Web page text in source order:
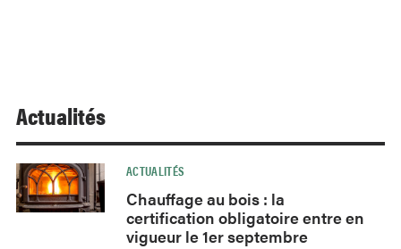
Actualités
ACTUALITÉS
Chauffage au bois : la
certification obligatoire entre en
vigueur le 1er septembre